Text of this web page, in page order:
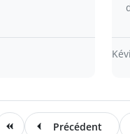
Précédent